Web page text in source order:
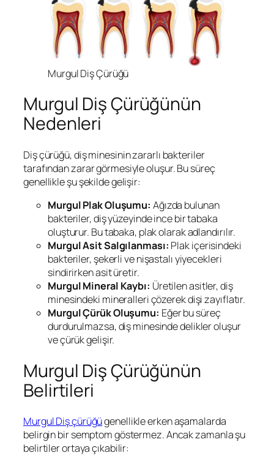
Murgul Diş Çürüğü
Murgul Diş Çürüğünün
Nedenleri
Diş çürüğü, diş minesinin zararlı bakteriler
tarafından zarar görmesiyle oluşur. Bu süreç
genellikle şu şekilde gelişir:
MurgulPlak Oluşumu: Ağızda bulunan
bakteriler, diş yüzeyinde ince bir tabaka
oluşturur. Bu tabaka, plak olarak adlandırılır.
MurgulAsit Salgılanması: Plak içerisindeki
bakteriler, şekerli ve nişastalı yiyecekleri
sindirirken asit üretir.
MurgulMineral Kaybı: Üretilen asitler, diş
minesindeki mineralleri çözerek dişi zayıflatır.
MurgulÇürük Oluşumu: Eğer bu süreç
durdurulmazsa, diş minesinde delikler oluşur
ve çürük gelişir.
Murgul Diş Çürüğünün
Belirtileri
Murgul Diş çürüğügenellikle erken aşamalarda
belirgin bir semptom göstermez. Ancak zamanla şu
belirtiler ortaya çıkabilir: